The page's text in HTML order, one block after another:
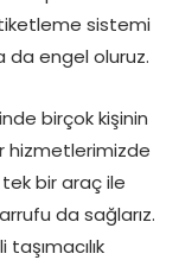
sistemi
da engel oluruz.
birçok kişinin
hizmetlerimizde
bir araç ile
da sağlarız.